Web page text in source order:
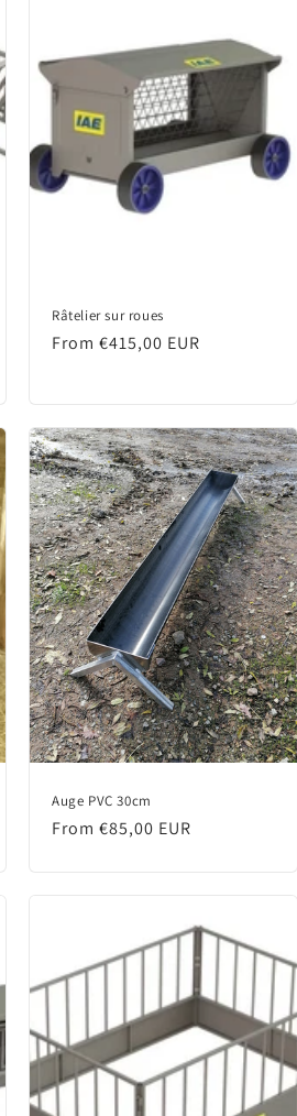
Râtelier sur roues
Regular
From €415,00 EUR
Auge PVC 30cm
Regular
From €85,00 EUR